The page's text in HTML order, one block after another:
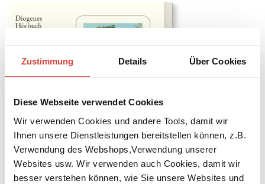
Zustimmung Details Über Cookies
Diese Webseite verwendet Cookies
Wir verwenden Cookies und andere Tools, damit wir
Ihnen unsere Dienstleistungen bereitstellen können, z.B.
Verwendung des Webshops,Verwendung unserer
Websites usw. Wir verwenden auch Cookies, damit wir
besser verstehen können, wie Sie unsere Websites und
Download Bilddatei ↘